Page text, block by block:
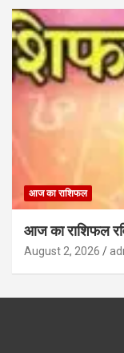
आज का राशिफल
आज का राशिफल
August 2, 2026